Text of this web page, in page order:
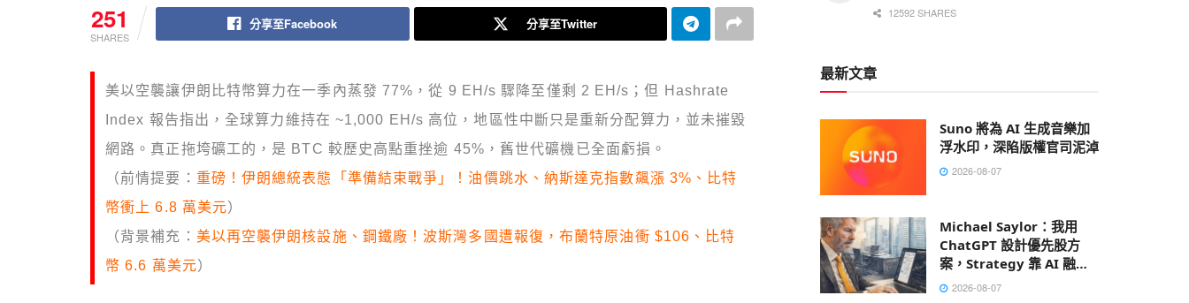
251
SHARES
分享至Facebook 分享至Twitter
美以空襲讓伊朗比特幣算力在一季內蒸發 77%，從 9 EH/s 驟降至僅剩 2 EH/s；但 Hashrate
Index 報告指出，全球算力維持在 ~1,000 EH/s 高位，地區性中斷只是重新分配算力，並未摧毀
網路。真正拖垮礦工的，是 BTC 較歷史高點重挫逾 45%，舊世代礦機已全面虧損。
（前情提要： 重磅！伊朗總統表態「準備結束戰爭」！油價跳水、納斯達克指數飆漲 3%、比特
幣衝上 6.8 萬美元）
（背景補充： 美以再空襲伊朗核設施、鋼鐵廠！波斯灣多國遭報復，布蘭特原油衝 $106、比特
幣 6.6 萬美元）
12592 SHARES
最新文章
Suno 將為 AI 生成音樂加
浮水印，深陷版權官司泥淖
2026-08-07
Michael Saylor：我用
ChatGPT 設計優先股方
案，Strategy 靠 AI 融資
150 億美元
2026-08-07